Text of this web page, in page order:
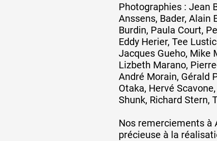
De A à Z
Année par année
Photographies : Jean
Anssens, Bader, Alain
Burdin, Paula Court,
Eddy Herier, Tee
Jacques Gueho, Mike
Lizbeth Marano,
André Morain, Gérald
Otaka, Hervé
Shunk, Richard Stern,
Nos remerciements à
précieuse à la